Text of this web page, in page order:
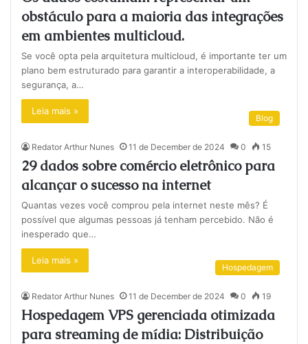
obstáculo para a maioria das integrações
em ambientes multicloud.
Se você opta pela arquitetura multicloud, é importante ter um
plano bem estruturado para garantir a interoperabilidade, a
segurança, a…
Leia mais »
Blog
Redator Arthur Nunes 11 de December de 2024 0 15
29 dados sobre comércio eletrônico para
alcançar o sucesso na internet
Quantas vezes você comprou pela internet neste mês? É
possível que algumas pessoas já tenham percebido. Não é
inesperado que…
Leia mais »
Hospedagem
Redator Arthur Nunes 11 de December de 2024 0 19
Hospedagem VPS gerenciada otimizada
para streaming de mídia: Distribuição